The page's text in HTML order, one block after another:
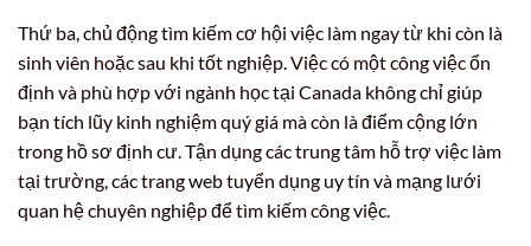
Thứ ba, chủ động tìm kiếm cơ hội việc làm ngay từ khi còn là
sinh viên hoặc sau khi tốt nghiệp. Việc có một công việc ổn
định và phù hợp với ngành học tại Canada không chỉ giúp
bạn tích lũy kinh nghiệm quý giá mà còn là điểm cộng lớn
trong hồ sơ định cư. Tận dụng các trung tâm hỗ trợ việc làm
tại trường, các trang web tuyển dụng uy tín và mạng lưới
quan hệ chuyên nghiệp để tìm kiếm công việc.